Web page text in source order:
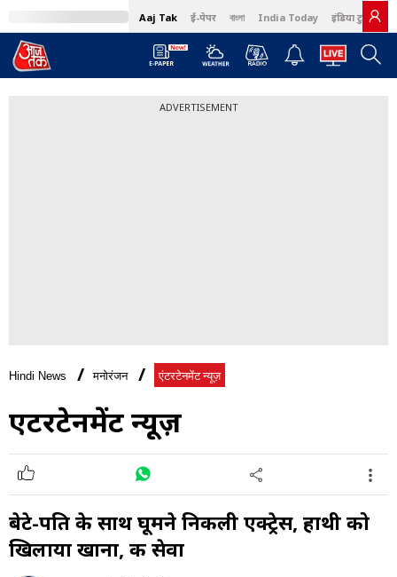
Aaj Tak ई-पेपर বাংলা India Today इंडिया टुडे हिंदी
ADVERTISEMENT
Hindi News मनोरंजन एंटरटेनमेंट न्यूज़
एंटरटेनमेंट न्यूज़
बेटे-पति के साथ घूमने निकली एक्ट्रेस, हाथी को
खिलाया खाना, की सेवा